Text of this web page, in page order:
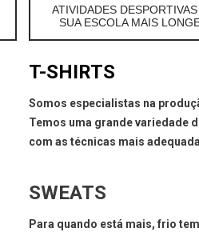
ATIVIDADES DESPORTIVAS
SUA ESCOLA MAIS
T-SHIRTS
Somos especialistas na
Temos uma grande variedade
com as técnicas mais
SWEATS
Para quando está mais, frio